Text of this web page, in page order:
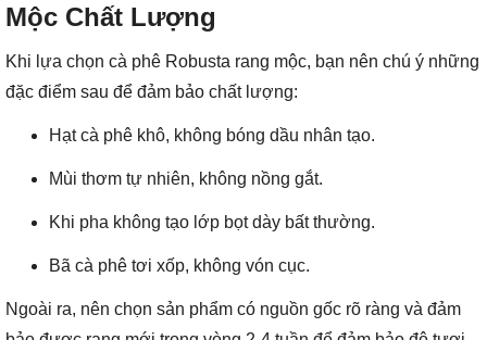
Mộc Chất Lượng
Khi lựa chọn cà phê Robusta rang mộc, bạn nên chú ý những
đặc điểm sau để đảm bảo chất lượng:
Hạt cà phê khô, không bóng dầu nhân tạo.
Mùi thơm tự nhiên, không nồng gắt.
Khi pha không tạo lớp bọt dày bất thường.
Bã cà phê tơi xốp, không vón cục.
Ngoài ra, nên chọn sản phẩm có nguồn gốc rõ ràng và đảm